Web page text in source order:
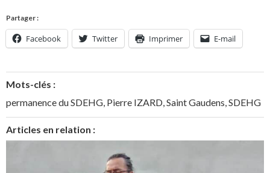
Partager :
Facebook Twitter Imprimer E-mail
Mots-clés :
permanence du SDEHG, Pierre IZARD,Saint Gaudens,SDEHG
Articles en relation :